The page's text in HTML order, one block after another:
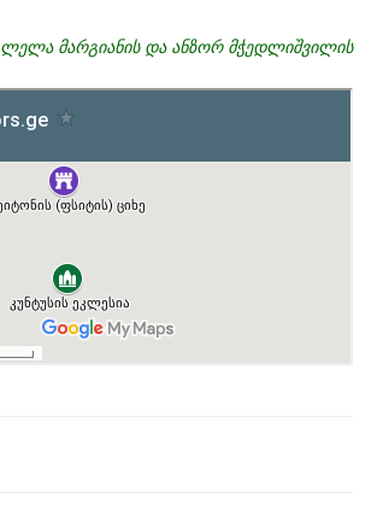
ლელა მარგიანის და ანზორ მჭედლიშვილის